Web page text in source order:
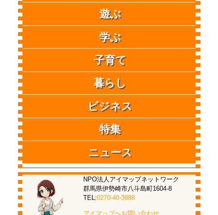
遊ぶ
学ぶ
子育て
暮らし
ビジネス
特集
ニュース
NPO法人アイマップネットワーク
群馬県伊勢崎市八斗島町1604-8
TEL:0270-40-3888
アイマップへお問い合わせ